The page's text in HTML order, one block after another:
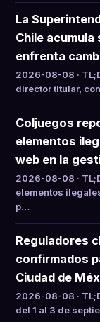
La
Chile
enfrenta
2026-08-08 ·
director titular,
Coljuegos
elementos
web en la
2026-08-08 ·
elementos
p…
Reguladores
confirmados
Ciudad de
2026-08-08 ·
del 1 al 3 de